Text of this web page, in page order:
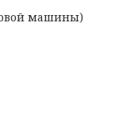
машины)